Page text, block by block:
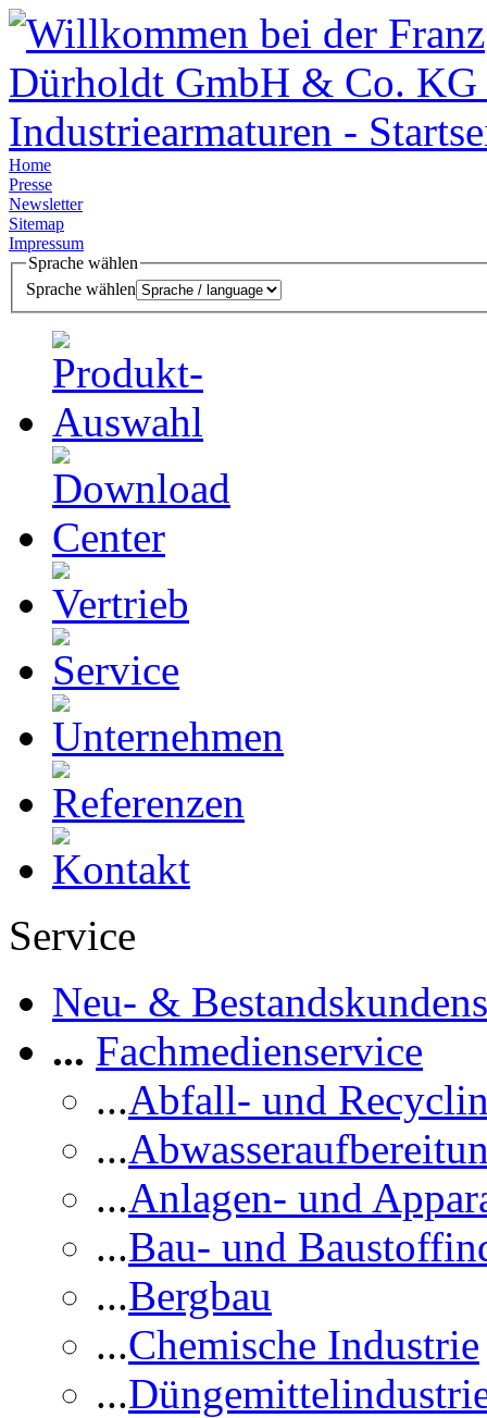
Home
Presse
Newsletter
Sitemap
Impressum
Sprache wählen
Sprache wählen
Service
Neu- &
... Fachmedienservice
...Abfall- und
...
...Anlagen- und
...Bau- und
...Bergbau
...Chemische Industrie
...